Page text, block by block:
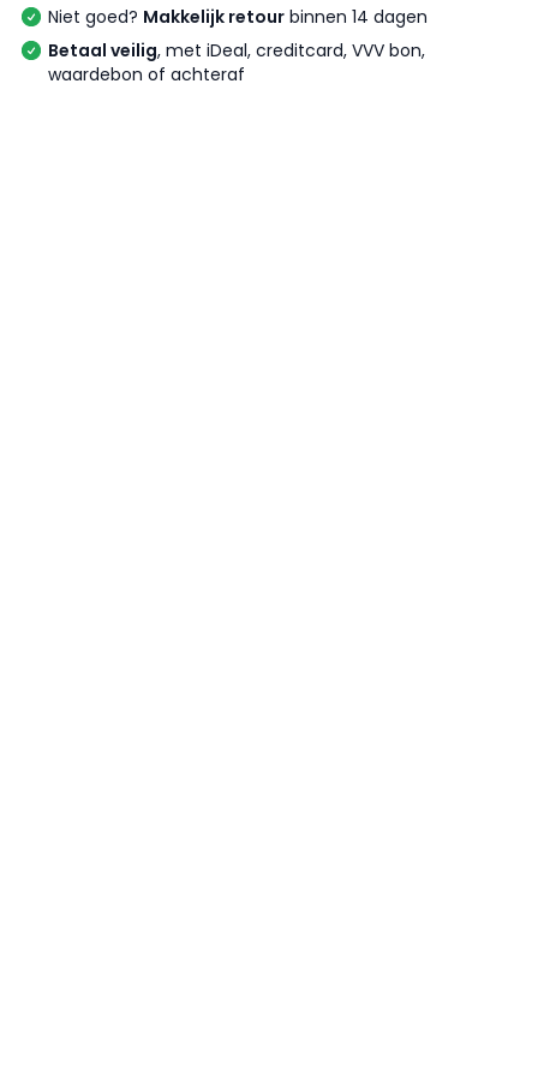
Niet goed? Makkelijk retour binnen 14 dagen
Betaal veilig, met iDeal, creditcard, VVV bon,
waardebon of achteraf